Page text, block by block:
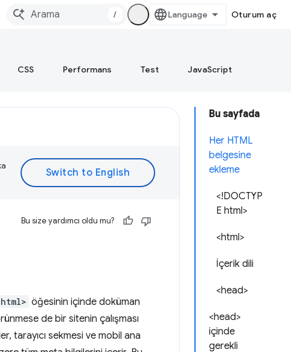
/ Oturum aç
CSS Performans Test JavaScript
Bu sayfada
Her HTML
belgesine
ekleme
<!DOCTYP
E html>
<html>
İçerik dili
<head>
<head>
içinde
gerekli
Bu size yardımcı oldu mu?
öğesinin içinde doküman
de bir sitenin çalışması
tarayıcı sekmesi ve mobil ana